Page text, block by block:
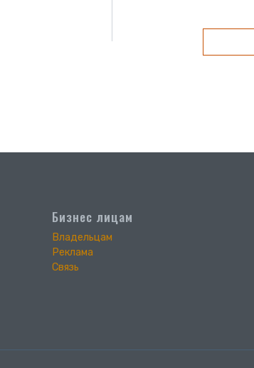
Бизнес лицам
Владельцам
Реклама
Связь